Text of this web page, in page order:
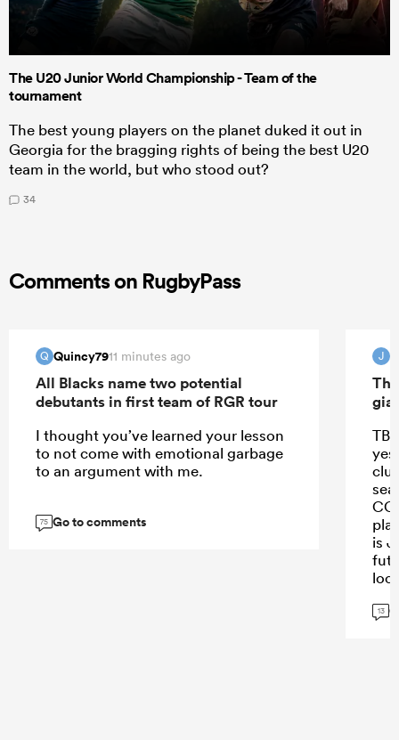
The U20 Junior World Championship - Team of the
tournament
The best young players on the planet duked it out in
Georgia for the bragging rights of being the best U20
team in the world, but who stood out?
34
Comments on RugbyPass
Q Quincy7911 minutes ago
All Blacks name two potential
debutants in first team of RGR tour
I thought you’ve learned your lesson
to not come with emotional garbage
to an argument with me.
75 Go to comments
J
is
13